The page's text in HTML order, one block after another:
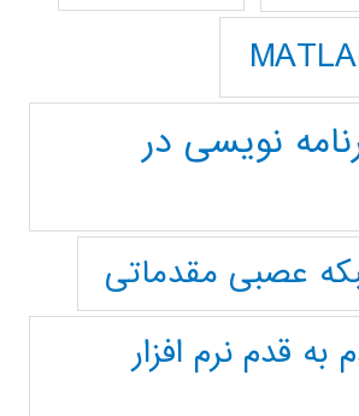
نویسی در
عصبی مقدماتی
قدم نرم افزار